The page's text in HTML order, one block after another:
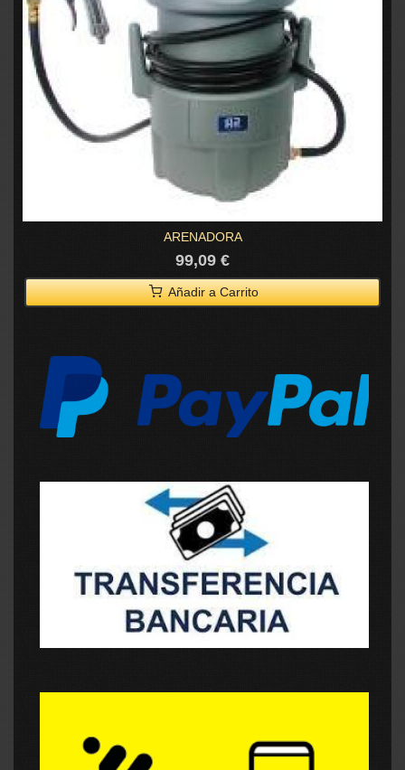
ARENADORA
99,09 €
Añadir a Carrito